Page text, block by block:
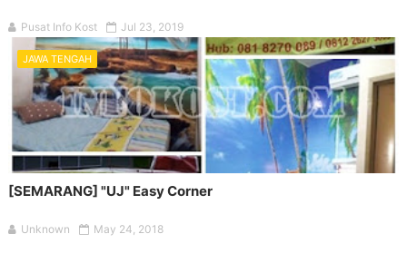
Pusat Info Kost Jul 23, 2019
JAWA TENGAH
[SEMARANG] "UJ" Easy Corner
Unknown May 24, 2018